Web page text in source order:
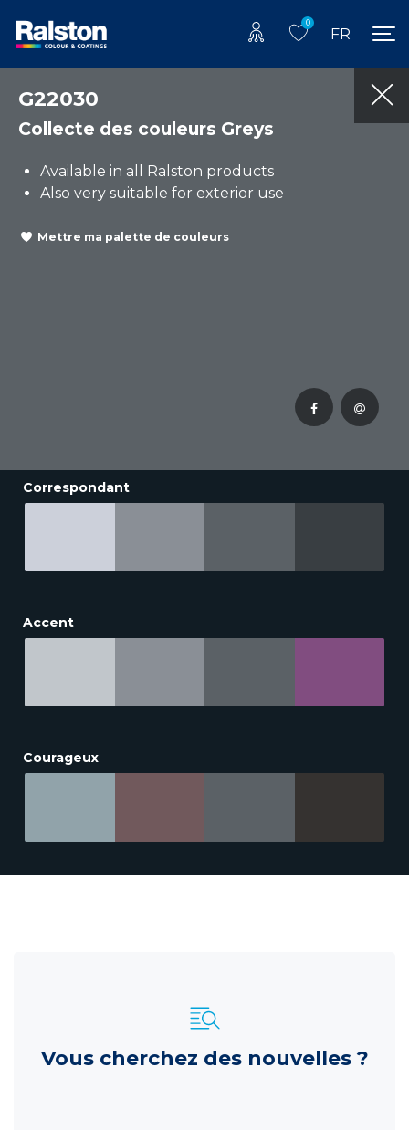
0
FR
G22030
Collecte des couleurs Greys
Available in all Ralston products
Also very suitable for exterior use
Mettre ma palette de couleurs
Correspondant
Accent
Courageux
Vous cherchez des nouvelles ?